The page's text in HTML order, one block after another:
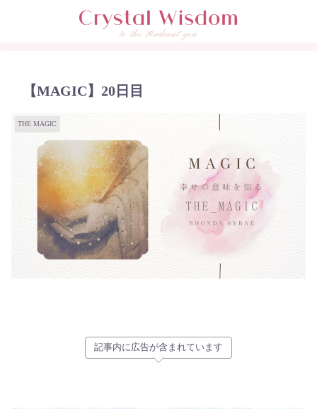
【MAGIC】20日目
THE MAGIC
記事内に広告が含まれています